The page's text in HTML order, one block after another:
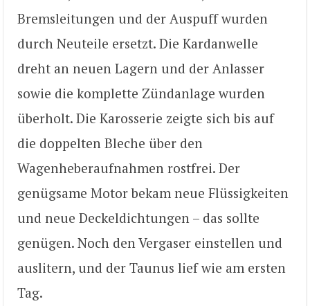
Bremsleitungen und der Auspuff wurden
durch Neuteile ersetzt. Die Kardanwelle
dreht an neuen Lagern und der Anlasser
sowie die komplette Zündanlage wurden
überholt. Die Karosserie zeigte sich bis auf
die doppelten Bleche über den
Wagenheberaufnahmen rostfrei. Der
genügsame Motor bekam neue Flüssigkeiten
und neue Deckeldichtungen – das sollte
genügen. Noch den Vergaser einstellen und
auslitern, und der Taunus lief wie am ersten
Tag.